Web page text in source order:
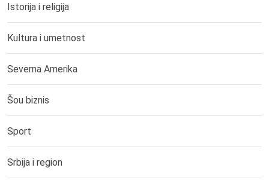
Istorija i religija
Kultura i umetnost
Severna Amerika
Šou biznis
Sport
Srbija i region